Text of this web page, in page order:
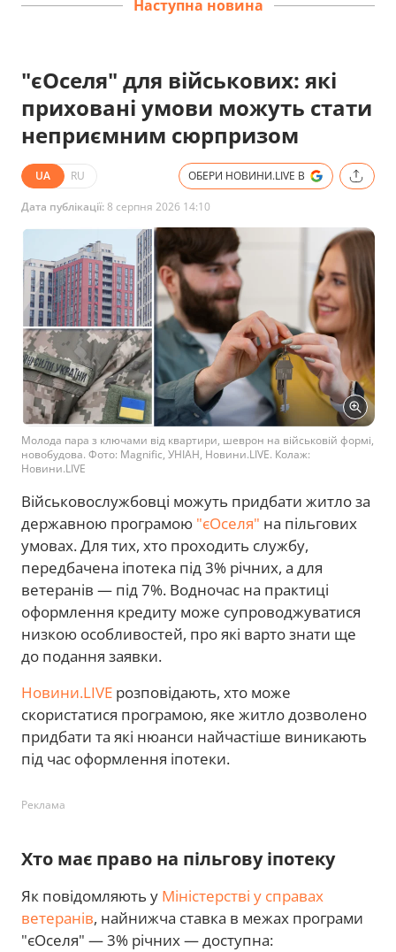
Наступна новина
"єОселя" для військових: які
приховані умови можуть стати
неприємним сюрпризом
UA RU ОБЕРИ НОВИНИ.LIVE В
Дата публікації:8 серпня 2026 14:10
Молода пара з ключами від квартири, шеврон на військовій формі,
новобудова. Фото: Magnific, УНІАН, Новини.LIVE. Колаж:
Новини.LIVE
Військовослужбовці можуть придбати житло за
державною програмою "єОселя" на пільгових
умовах. Для тих, хто проходить службу,
передбачена іпотека під 3% річних, а для
ветеранів — під 7%. Водночас на практиці
оформлення кредиту може супроводжуватися
низкою особливостей, про які варто знати ще
до подання заявки.
Новини.LIVE розповідають, хто може
скористатися програмою, яке житло дозволено
придбати та які нюанси найчастіше виникають
під час оформлення іпотеки.
Реклама
Хто має право на пільгову іпотеку
Як повідомляють у Міністерстві у справах
ветеранів, найнижча ставка в межах програми
"єОселя" — 3% річних — доступна: